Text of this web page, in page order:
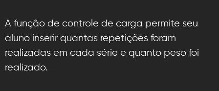
A função de controle de carga permite seu
aluno inserir quantas repetições foram
realizadas em cada série e quanto peso foi
realizado.